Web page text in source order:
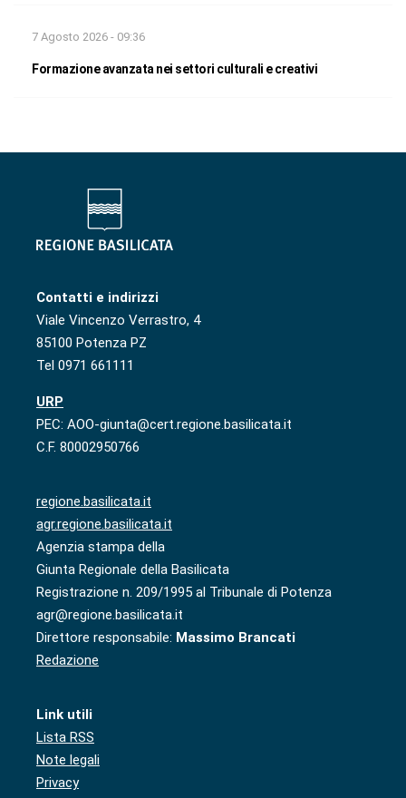
7 Agosto 2026 - 09:36
Formazione avanzata nei settori culturali e creativi
Contatti e indirizzi
Viale Vincenzo Verrastro, 4
85100 Potenza PZ
Tel 0971 661111
URP
PEC: AOO-giunta@cert.regione.basilicata.it
C.F. 80002950766
regione.basilicata.it
agr.regione.basilicata.it
Agenzia stampa della
Giunta Regionale della Basilicata
Registrazione n. 209/1995 al Tribunale di Potenza
agr@regione.basilicata.it
Direttore responsabile: Massimo Brancati
Redazione
Link utili
Lista RSS
Note legali
Privacy